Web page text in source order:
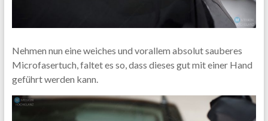
Nehmen nun eine weiches und vorallem absolut sauberes
Microfasertuch, faltet es so, dass dieses gut mit einer Hand
geführt werden kann.